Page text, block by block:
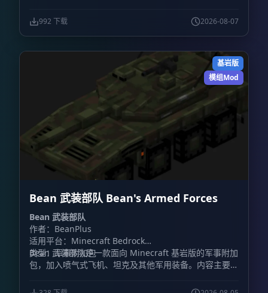
992 下载 2026-08-07
基岩版
模组Mod
Bean 武装部队 Bean's Armed Forces
Bean 武装部队
作者：BeanPlus
适用平台：Minecraft Bedrock
类型：军事附加包
Bean 武装部队是一款面向 Minecraft 基岩版的军事附加
包，加入喷气式飞机、坦克及其他军用装备。内容主要围
炮、防毒面具、枪械等地面装备。